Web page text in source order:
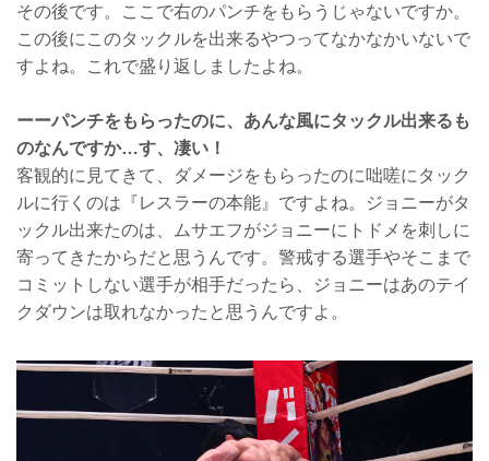
その後です。ここで右のパンチをもらうじゃないですか。
この後にこのタックルを出来るやつってなかなかいないで
すよね。これで盛り返しましたよね。
ーーパンチをもらったのに、あんな風にタックル出来るも
のなんですか…す、凄い！
客観的に見てきて、ダメージをもらったのに咄嗟にタック
ルに行くのは『レスラーの本能』ですよね。ジョニーがタ
ックル出来たのは、ムサエフがジョニーにトドメを刺しに
寄ってきたからだと思うんです。警戒する選手やそこまで
コミットしない選手が相手だったら、ジョニーはあのテイ
クダウンは取れなかったと思うんですよ。